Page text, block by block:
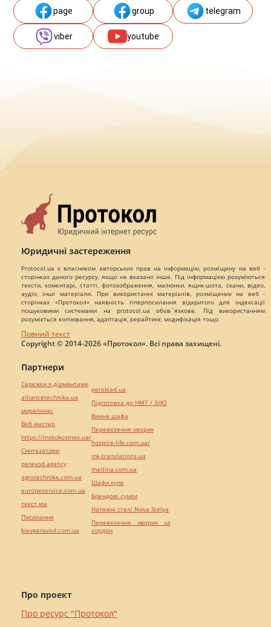
page group telegram
viber youtube
Юридичні застереження
Protocol.ua є власником авторських прав на інформацію, розміщену на веб -
сторінках даного ресурсу, якщо не вказано інше. Під інформацією розуміються
тексти, коментарі, статті, фотозображення, малюнки, ящик-шота, скани, відео,
аудіо, інші матеріали. При використанні матеріалів, розміщених на веб -
сторінках «Протокол» наявність гіперпосилання відкритого для індексації
пошуковими системами на protocol.ua обов`язкове. Під використанням
розуміється копіювання, адаптація, рерайтинг, модифікація тощо.
Повний текст
Copyright © 2014-2026 «Протокол». Всі права захищені.
Про проект
Про ресурс "Протокол"
Партнери
Сережки з діамантами
alliancetechnika.ua
миралинкс
Веб мастер
https://motokosmos.ua/
Синтезатори
perevod.agency
agrotechnika.com.ua
europeservice.com.ua
текст юа
Посилання
kievperevod.com.ua
pereklad.ua
Підготовка до НМТ / ЗНО
Винна шафа
Перевезення хворих
hospice-life.com.ua/
mk-translations.ua
maltina.com.ua
Шафи купе
Брендові сумки
Натяжні стелі Nova Stelya
Перевезення хворих за
кордон